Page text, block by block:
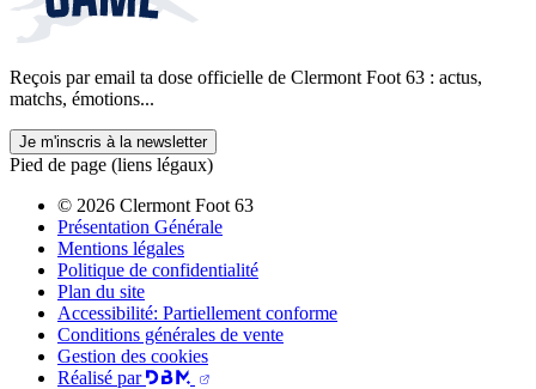
Reçois par email ta dose officielle de Clermont Foot 63 : actus,
matchs, émotions...
Je m'inscris à la newsletter
Pied de page (liens légaux)
© 2026 Clermont Foot 63
Présentation Générale
Mentions légales
Politique de confidentialité
Plan du site
Accessibilité: Partiellement conforme
Conditions générales de vente
Gestion des cookies
Réalisé par